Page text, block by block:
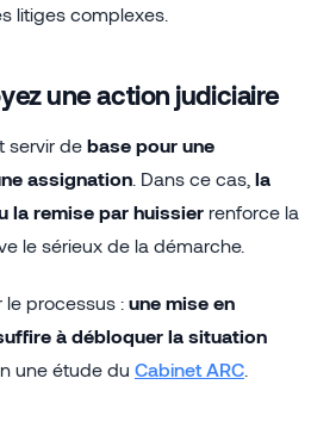
litiges complexes.
une action judiciaire
servir de base pour une
assignation . Dans ce cas, la
la remise par huissier renforce la
le sérieux de la démarche.
le processus : une mise en
à débloquer la situation
une étude du Cabinet ARC